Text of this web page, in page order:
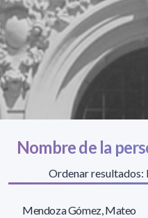
Nombre de la
Ordenar
Mendoza Gómez, Mateo